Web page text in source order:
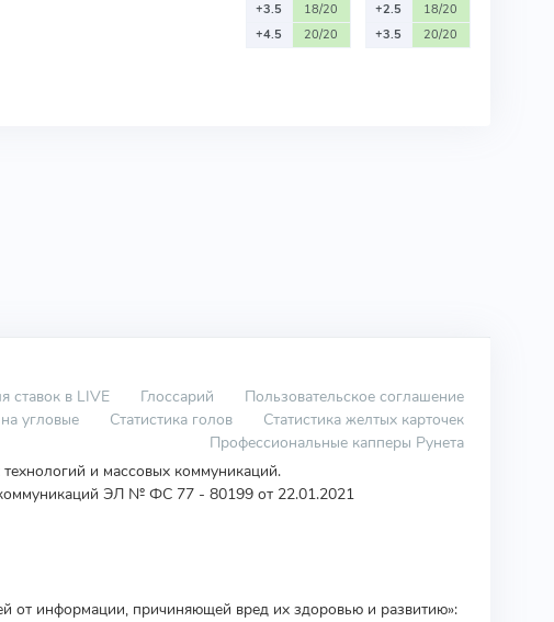
+3.5
18/20
+4.5
20/20
+2.5
18/20
+3.5
20/20
ставок в LIVE Глоссарий
Пользовательское соглашение
угловые Статистика голов
Статистика желтых карточек
Профессиональные капперы Рунета
и массовых коммуникаций.
ЭЛ № ФС 77 - 80199 от 22.01.2021
от информации, причиняющей вред их здоровью и развитию»: